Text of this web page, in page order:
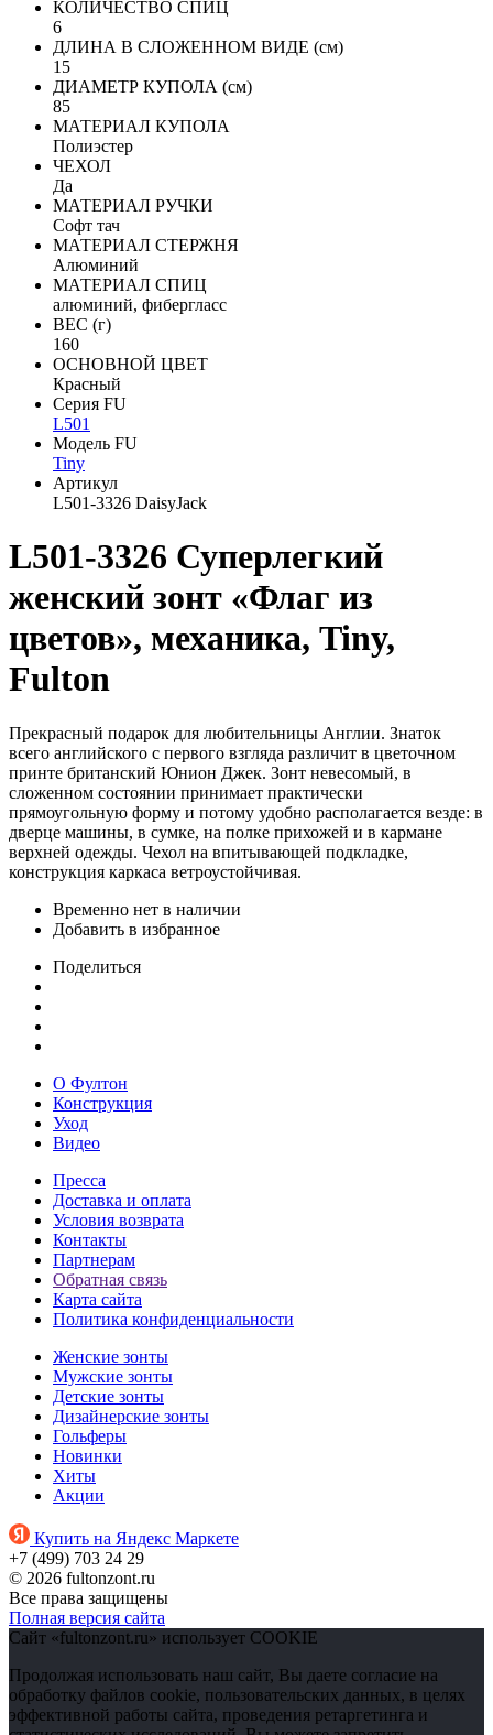
КОЛИЧЕСТВО СПИЦ
6
ДЛИНА В СЛОЖЕННОМ ВИДЕ (см)
15
ДИАМЕТР КУПОЛА (см)
85
МАТЕРИАЛ КУПОЛА
Полиэстер
ЧЕХОЛ
Да
МАТЕРИАЛ РУЧКИ
Софт тач
МАТЕРИАЛ СТЕРЖНЯ
Алюминий
МАТЕРИАЛ СПИЦ
алюминий, фибергласс
ВЕС (г)
160
ОСНОВНОЙ ЦВЕТ
Красный
Серия FU
L501
Модель FU
Tiny
Артикул
L501-3326 DaisyJack
L501-3326 Суперлегкий
женский зонт «Флаг из
цветов», механика, Tiny,
Fulton
Прекрасный подарок для любительницы Англии. Знаток
всего английского с первого взгляда различит в цветочном
принте британский Юнион Джек. Зонт невесомый, в
сложенном состоянии принимает практически
прямоугольную форму и потому удобно располагается везде: в
дверце машины, в сумке, на полке прихожей и в кармане
верхней одежды. Чехол на впитывающей подкладке,
конструкция каркаса ветроустойчивая.
Временно нет в наличии
Добавить в избранное
Поделиться
О Фултон
Конструкция
Уход
Видео
Пресса
Доставка и оплата
Условия возврата
Контакты
Партнерам
Обратная связь
Карта сайта
Политика конфиденциальности
Женские зонты
Мужские зонты
Детские зонты
Дизайнерские зонты
Гольферы
Новинки
Хиты
Акции
Купить на Яндекс Маркете
+7 (499) 703 24 29
© 2026 fultonzont.ru
Все права защищены
Полная версия сайта
Сайт «fultonzont.ru» использует COOKIE
Продолжая использовать наш сайт, Вы даете согласие на
обработку файлов cookie, пользовательских данных, в целях
эффективной работы сайта, проведения ретаргетинга и